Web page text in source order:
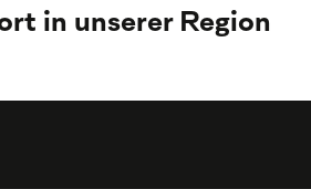
in unserer Region